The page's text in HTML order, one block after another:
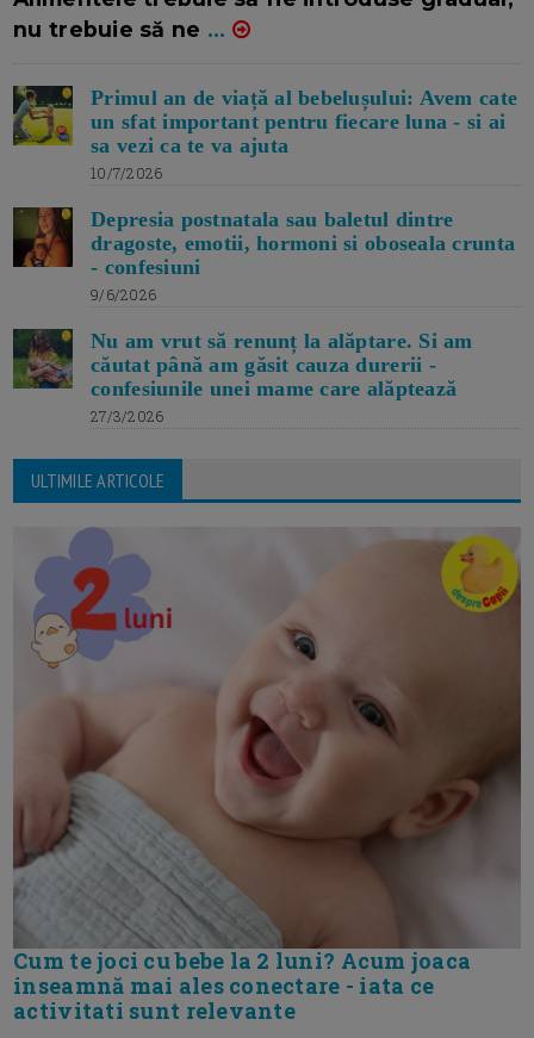
nu trebuie să ne ...
Primul an de viață al bebelușului: Avem cate
un sfat important pentru fiecare luna - si ai
sa vezi ca te va ajuta
10/7/2026
Depresia postnatala sau baletul dintre
dragoste, emotii, hormoni si oboseala crunta
- confesiuni
9/6/2026
Nu am vrut să renunț la alăptare. Si am
căutat până am găsit cauza durerii -
confesiunile unei mame care alăptează
27/3/2026
ULTIMILE ARTICOLE
Cum te joci cu bebe la 2 luni? Acum joaca
inseamnă mai ales conectare - iata ce
activitati sunt relevante